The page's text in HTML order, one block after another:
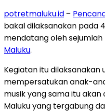
potretmaluku.id –
bakal dilaksanakan pada
mendatang oleh
Maluku.
Kegiatan itu
mempersatukan anak-
musik yang sama itu
Maluku yang tergabung